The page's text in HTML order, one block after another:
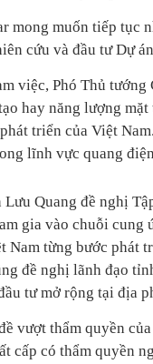
mong muốn tiếp tục
cứu và đầu tư Dự
việc, Phó Thủ
hay năng lượng
triển của Việt
lĩnh vực quang
Lưu Quang đề nghị
gia vào chuỗi
Nam từng bước phát
đề nghị lãnh đạo
tư mở rộng tại địa
vượt thẩm quyền
cấp có thẩm quyền